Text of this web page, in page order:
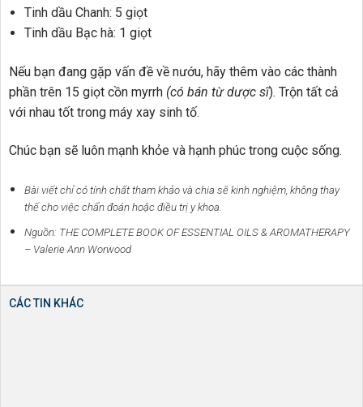
Tinh dầu Chanh: 5 giọt
Tinh dầu Bạc hà: 1 giọt
Nếu bạn đang gặp vấn đề về nướu, hãy thêm vào các thành
phần trên 15 giọt cồn myrrh (có bán từ dược sĩ). Trộn tất cả
với nhau tốt trong máy xay sinh tố.
Chúc bạn sẽ luôn mạnh khỏe và hạnh phúc trong cuộc sống.
Bài viết chỉ có tính chất tham khảo và chia sẽ kinh nghiệm, không thay
thế cho việc chẩn đoán hoặc điều trị y khoa.
Nguồn: THE COMPLETE BOOK OF ESSENTIAL OILS & AROMATHERAPY
– Valerie Ann Worwood
CÁC TIN KHÁC